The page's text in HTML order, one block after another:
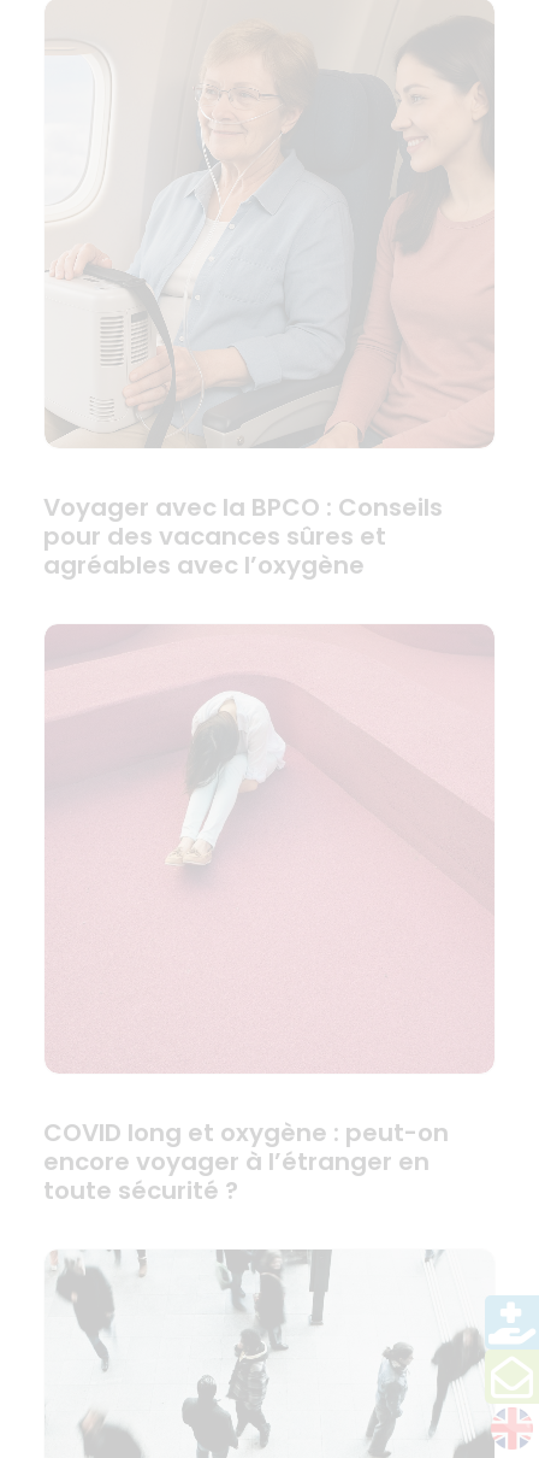
Voyager avec la BPCO : Conseils
pour des vacances sûres et
agréables avec l’oxygène
COVID long et oxygène : peut-on
encore voyager à l’étranger en
toute sécurité ?